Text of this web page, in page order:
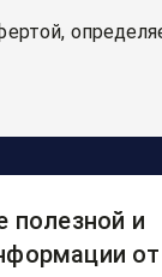
полезной и
от